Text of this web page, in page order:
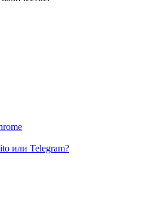
или Telegram?